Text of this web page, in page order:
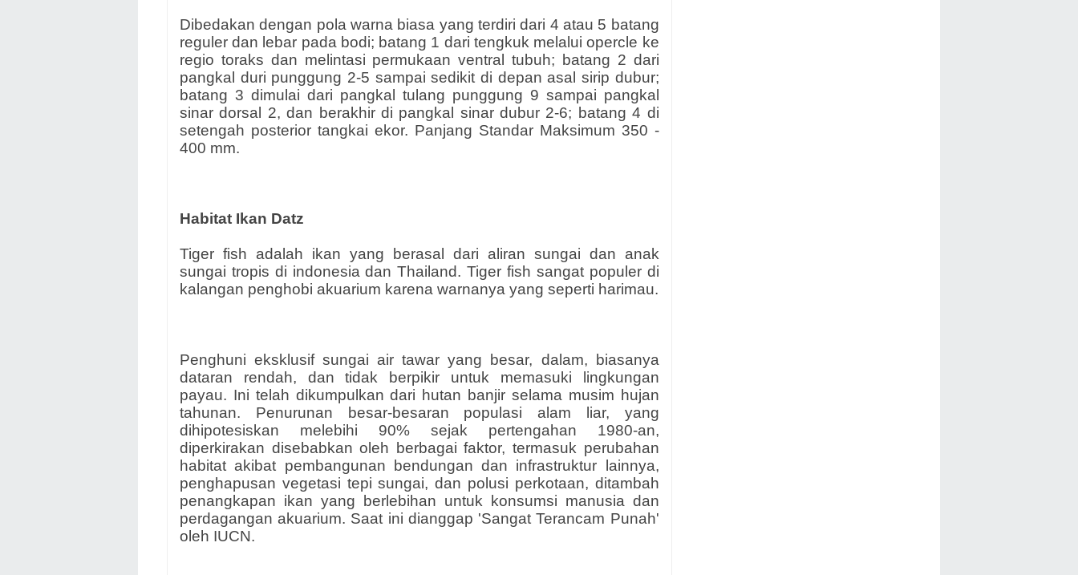
Dibedakan dengan pola warna biasa yang terdiri dari 4 atau 5 batang
reguler dan lebar pada bodi; batang 1 dari tengkuk melalui opercle ke
regio toraks dan melintasi permukaan ventral tubuh; batang 2 dari
pangkal duri punggung 2-5 sampai sedikit di depan asal sirip dubur;
batang 3 dimulai dari pangkal tulang punggung 9 sampai pangkal
sinar dorsal 2, dan berakhir di pangkal sinar dubur 2-6; batang 4 di
setengah posterior tangkai ekor. Panjang Standar Maksimum 350 -
400 mm.
Habitat Ikan Datz
Tiger fish adalah ikan yang berasal dari aliran sungai dan anak
sungai tropis di indonesia dan Thailand. Tiger fish sangat populer di
kalangan penghobi akuarium karena warnanya yang seperti harimau.
Penghuni eksklusif sungai air tawar yang besar, dalam, biasanya
dataran rendah, dan tidak berpikir untuk memasuki lingkungan
payau. Ini telah dikumpulkan dari hutan banjir selama musim hujan
tahunan. Penurunan besar-besaran populasi alam liar, yang
dihipotesiskan melebihi 90% sejak pertengahan 1980-an,
diperkirakan disebabkan oleh berbagai faktor, termasuk perubahan
habitat akibat pembangunan bendungan dan infrastruktur lainnya,
penghapusan vegetasi tepi sungai, dan polusi perkotaan, ditambah
penangkapan ikan yang berlebihan untuk konsumsi manusia dan
perdagangan akuarium. Saat ini dianggap 'Sangat Terancam Punah'
oleh IUCN.